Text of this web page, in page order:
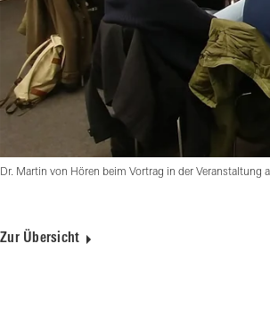
Dr. Martin von Hören beim Vortrag in der Veranstaltung
Zur Übersicht